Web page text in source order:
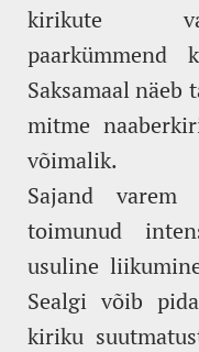
kirikute
paarkümmend
Saksamaal
mitme
võimalik.
Sajand
toimunud
usuline
Sealgi võib
kiriku